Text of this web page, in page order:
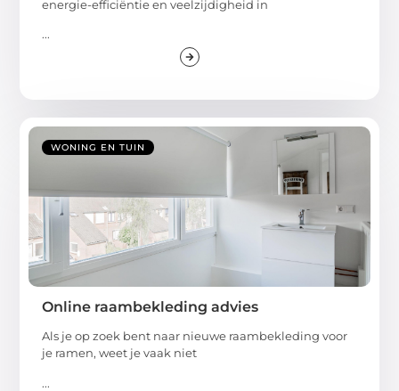
energie-efficiëntie en veelzijdigheid in
...
WONING EN TUIN
Online raambekleding advies
Als je op zoek bent naar nieuwe raambekleding voor
je ramen, weet je vaak niet
...